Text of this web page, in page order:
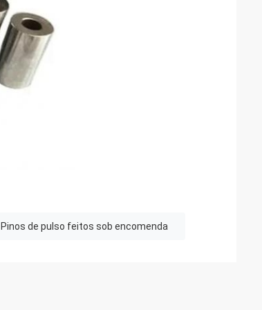
Pinos de pulso feitos sob encomenda